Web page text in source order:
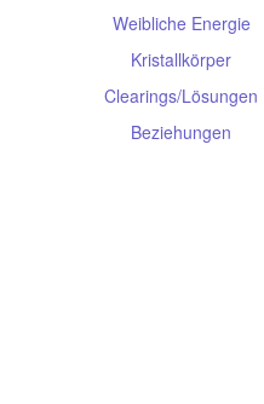
Weibliche Energie
Kristallkörper
Clearings/Lösungen
Beziehungen